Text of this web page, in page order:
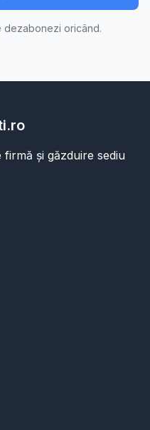
dezabonezi oricând.
și găzduire sediu